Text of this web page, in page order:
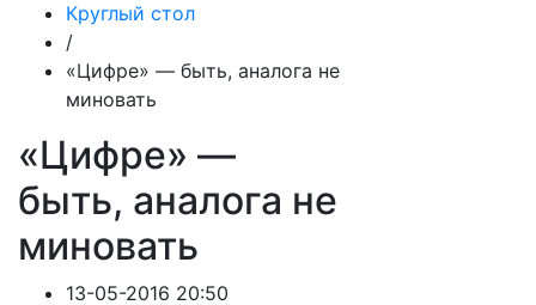
Круглый стол
/
«Цифре» — быть, аналога не
миновать
«Цифре» —
быть, аналога не
миновать
13-05-2016 20:50